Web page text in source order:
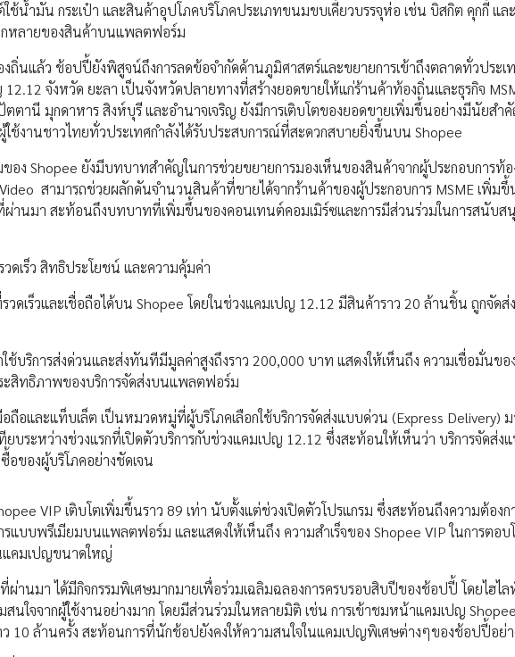
น้ำมัน กระเป๋า และสินค้าอุปโภคบริโภคประเภทขนมขบเคี้ยวบรรจุห่อ เช่น บิสกิต คุกกี้ และ
กหลายของสินค้าบนแพลตฟอร์ม
ถิ่นแล้ว ช้อปปี้ยังพิสูจน์ถึงการลดข้อจำกัดด้านภูมิศาสตร์และขยายการเข้าถึงตลาดทั่วประเ
จังหวัด ยะลา เป็นจังหวัดปลายทางที่สร้างยอดขายให้แก่ร้านค้าท้องถิ่นและธุรกิจ
ตานี มุกดาหาร สิงห์บุรี และอำนาจเจริญ ยังมีการเติบโตของยอดขายเพิ่มขึ้นอย่างมีนัยสำ
ช้งานชาวไทยทั่วประเทศกำลังได้รับประสบการณ์ที่สะดวกสบายยิ่งขึ้นบน Shopee
อง Shopee ยังมีบทบาทสำคัญในการช่วยขยายการมองเห็นของสินค้าจากผู้ประกอบการท้อ
สามารถช่วยผลักดันจำนวนสินค้าที่ขายได้จากร้านค้าของผู้ประกอบการ MSME เพิ่ม
ที่ผ่านมา สะท้อนถึงบทบาทที่เพิ่มขึ้นของคอนเทนต์คอมเมิร์ซและการมีส่วนร่วมในการสนับส
ดเร็ว สิทธิประโยชน์ และความคุ้มค่า
วดเร็วและเชื่อถือได้บน Shopee โดยในช่วงแคมเปญ 12.12 มีสินค้าราว 20 ล้านชิ้น ถูกจัดส่
บริการส่งด่วนและส่งทันทีมีมูลค่าสูงถึงราว 200,000 บาท แสดงให้เห็นถึง ความเชื่อมั่นขอ
สิทธิภาพของบริการจัดส่งบนแพลตฟอร์ม
และแท็บเล็ต เป็นหมวดหมู่ที่ผู้บริโภคเลือกใช้บริการจัดส่งแบบด่วน (Express Delivery)
ยบระหว่างช่วงแรกที่เปิดตัวบริการกับช่วงแคมเปญ 12.12 ซึ่งสะท้อนให้เห็นว่า บริการจัดส่ง
อของผู้บริโภคอย่างชัดเจน
VIP เติบโตเพิ่มขึ้นราว 89 เท่า นับตั้งแต่ช่วงเปิดตัวโปรแกรม ซึ่งสะท้อนถึงความต้องก
บบพรีเมียมบนแพลตฟอร์ม และแสดงให้เห็นถึง ความสำเร็จของ Shopee VIP ในการตอบ
แคมเปญขนาดใหญ่
านมา ได้มีกิจกรรมพิเศษมากมายเพื่อร่วมเฉลิมฉลองการครบรอบสิบปีของช้อปปี้ โดยไฮไ
สนใจจากผู้ใช้งานอย่างมาก โดยมีส่วนร่วมในหลายมิติ เช่น การเข้าชมหน้าแคมเปญ Shopee
10 ล้านครั้ง สะท้อนการที่นักช้อปยังคงให้ความสนใจในแคมเปญพิเศษต่างๆของช้อปปี้อย่า